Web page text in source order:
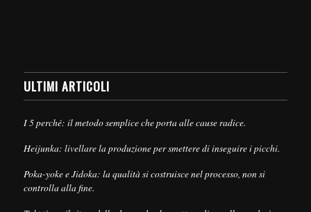
ULTIMI ARTICOLI
I 5 perché: il metodo semplice che porta alle cause radice.
Heijunka: livellare la produzione per smettere di inseguire i picchi.
Poka-yoke e Jidoka: la qualità si costruisce nel processo, non si
controlla alla fine.